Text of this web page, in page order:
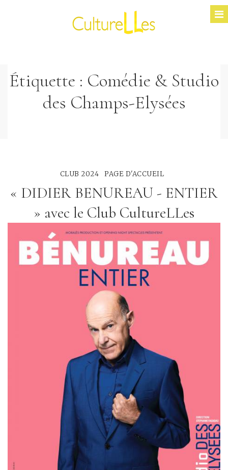
Étiquette : Comédie & Studio
des Champs-Elysées
CLUB 2024 PAGE D'ACCUEIL
« DIDIER BENUREAU - ENTIER
» avec le Club CultureLLes